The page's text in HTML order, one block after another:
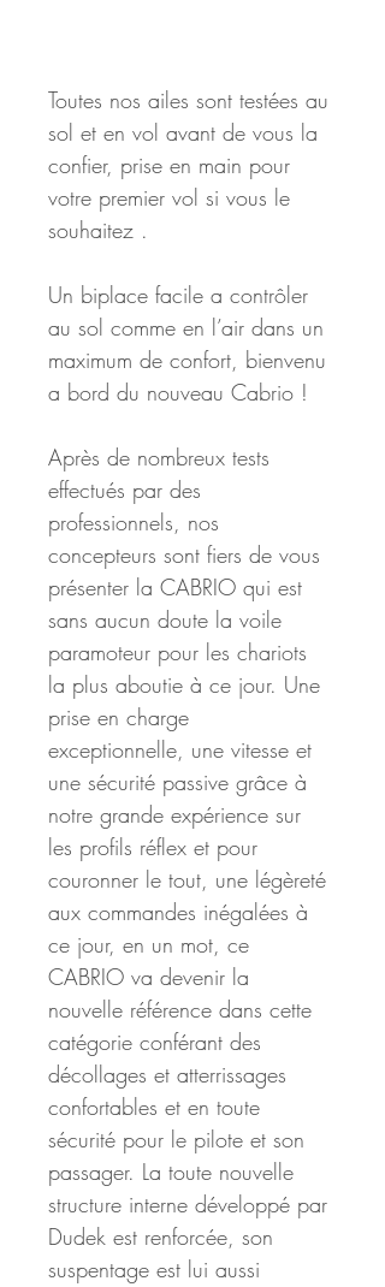
Toutes nos ailes sont testées au
sol et en vol avant de vous la
confier, prise en main pour
votre premier vol si vous le
souhaitez .
Un biplace facile a contrôler
au sol comme en l’air dans un
maximum de confort, bienvenu
a bord du nouveau Cabrio !
Après de nombreux tests
effectués par des
professionnels, nos
concepteurs sont fiers de vous
présenter la CABRIO qui est
sans aucun doute la voile
paramoteur pour les chariots
la plus aboutie à ce jour. Une
prise en charge
exceptionnelle, une vitesse et
une sécurité passive grâce à
notre grande expérience sur
les profils réflex et pour
couronner le tout, une légèreté
aux commandes inégalées à
ce jour, en un mot, ce
CABRIO va devenir la
nouvelle référence dans cette
catégorie conférant des
décollages et atterrissages
confortables et en toute
sécurité pour le pilote et son
passager. La toute nouvelle
structure interne développé par
Dudek est renforcée, son
suspentage est lui aussi